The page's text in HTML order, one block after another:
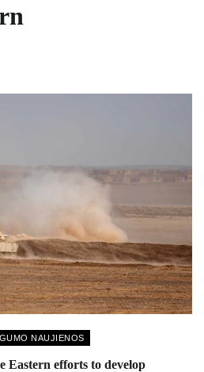
NAUJIENOS
Eastern efforts to develop